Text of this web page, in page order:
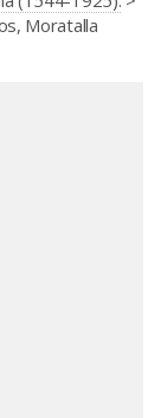
Moratalla